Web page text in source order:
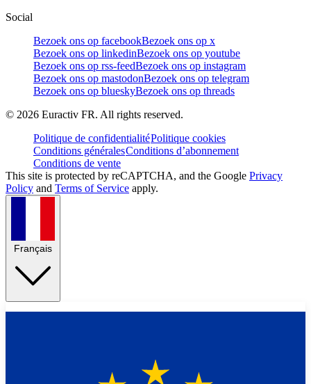
Social
Bezoek ons op facebookBezoek ons op x
Bezoek ons op linkedinBezoek ons op youtube
Bezoek ons op rss-feedBezoek ons op instagram
Bezoek ons op mastodonBezoek ons op telegram
Bezoek ons op blueskyBezoek ons op threads
© 2026 Euractiv FR. All rights reserved.
Politique de confidentialitéPolitique cookies
Conditions généralesConditions d’abonnement
Conditions de vente
This site is protected by reCAPTCHA, and the Google Privacy
Policy and Terms of Service apply.
Français